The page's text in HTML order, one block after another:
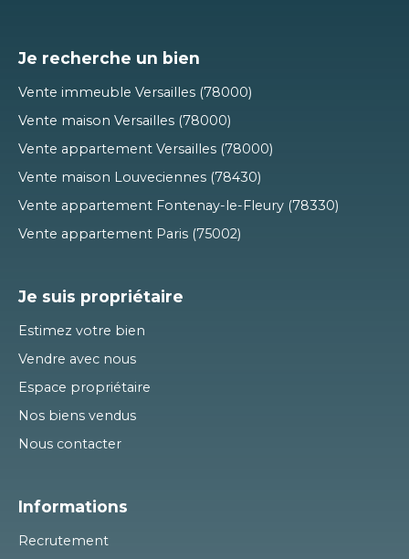
Je recherche un bien
Vente immeuble Versailles (78000)
Vente maison Versailles (78000)
Vente appartement Versailles (78000)
Vente maison Louveciennes (78430)
Vente appartement Fontenay-le-Fleury (78330)
Vente appartement Paris (75002)
Je suis propriétaire
Estimez votre bien
Vendre avec nous
Espace propriétaire
Nos biens vendus
Nous contacter
Informations
Recrutement